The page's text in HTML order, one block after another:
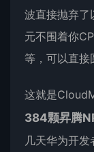
波直接抛弃了
元不围着你
等，可以直接
这就是
384颗昇腾
几天华为开